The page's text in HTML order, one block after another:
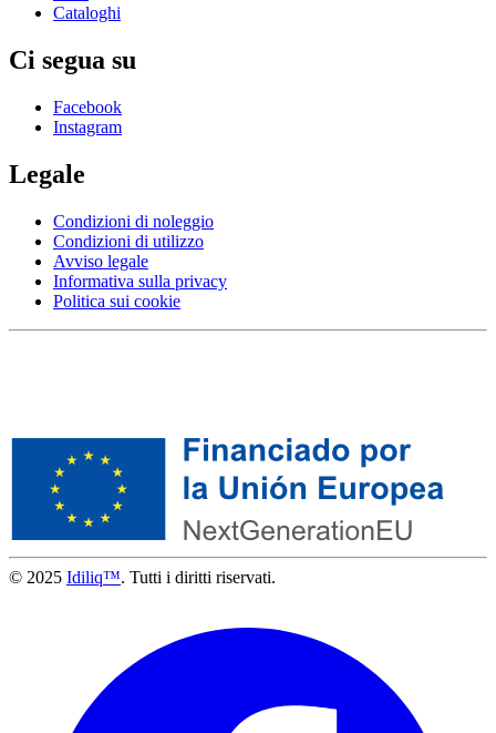
Cataloghi
Ci segua su
Facebook
Instagram
Legale
Condizioni di noleggio
Condizioni di utilizzo
Avviso legale
Informativa sulla privacy
Politica sui cookie
© 2025 Idiliq™. Tutti i diritti riservati.